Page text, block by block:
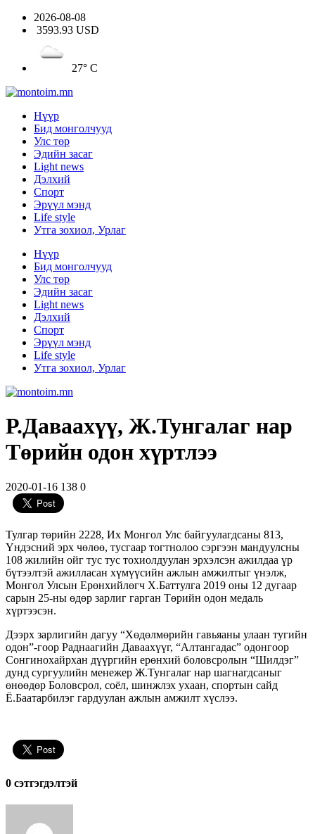
2026-08-08
3593.93 USD
27° C
Нүүр
Бид монголчууд
Улс төр
Эдийн засаг
Light news
Дэлхий
Спорт
Эрүүл мэнд
Life style
Утга зохиол, Урлаг
Нүүр
Бид монголчууд
Улс төр
Эдийн засаг
Light news
Дэлхий
Спорт
Эрүүл мэнд
Life style
Утга зохиол, Урлаг
Р.Даваахүү, Ж.Тунгалаг нар
Төрийн одон хүртлээ
2020-01-16 138 0
Тулгар төрийн 2228, Их Монгол Улс байгуулагдсаны 813,
Үндэсний эрх чөлөө, тусгаар тогтнолоо сэргээн мандуулсны
108 жилийн ойг тус тус тохиолдуулан эрхэлсэн ажилдаа үр
бүтээлтэй ажилласан хүмүүсийн ажлын амжилтыг үнэлж,
Монгол Улсын Ерөнхийлөгч Х.Баттулга 2019 оны 12 дугаар
сарын 25-ны өдөр зарлиг гарган Төрийн одон медаль
хүртээсэн.
Дээрх зарлигийн дагуу “Хөдөлмөрийн гавьяаны улаан тугийн
одон”-гоор Раднаагийн Даваахүүг, “Алтангадас” одонгоор
Сонгинохайрхан дүүргийн ерөнхий боловсролын “Шилдэг”
дунд сургуулийн менежер Ж.Тунгалаг нар шагнагдсаныг
өнөөдөр Боловсрол, соёл, шинжлэх ухаан, спортын сайд
Ё.Баатарбилэг гардуулан ажлын амжилт хүслээ.
0 cэтгэгдэлтэй